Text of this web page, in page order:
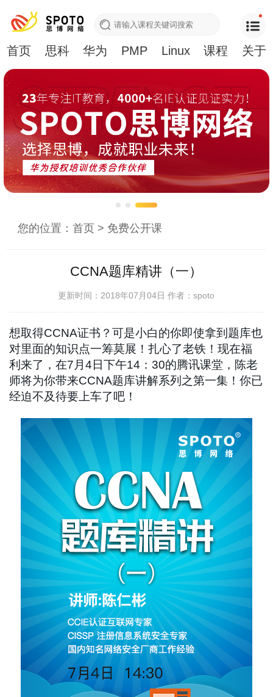
首页 思科 华为 PMP Linux 课程 关于
您的位置：首页 > 免费公开课
CCNA题库精讲（一）
更新时间：2018年07月04日作者：spoto
想取得CCNA证书？可是小白的你即使拿到题库也
对里面的知识点一筹莫展！扎心了老铁！现在福
利来了，在7月4日下午14：30的腾讯课堂，陈老
师将为你带来CCNA题库讲解系列之第一集！你已
经迫不及待要上车了吧！